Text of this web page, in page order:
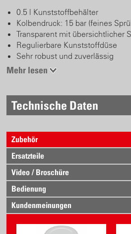
0.5 l Kunststoffbehälter
Kolbendruck: 15 bar (feines
Transparent mit übersichtlicher
Regulierbare Kunststoffdüse
Sehr robust und zuverlässig
Mehr lesen
Technische Daten
Zubehör
Ersatzteile
Video / Broschüre
Bedienung
Kundenmeinungen